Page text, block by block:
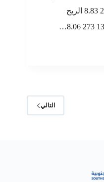
الربح (الخسارة) 308 269 14.5 283 8.83 الربح
التالي